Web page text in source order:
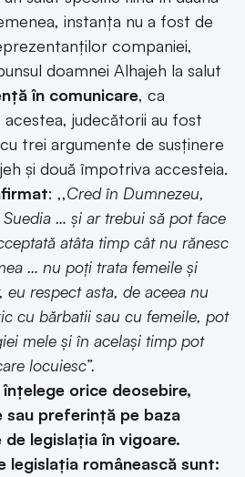
instanța nu a fost de
companiei,
doamnei Alhajeh la salut
în comunicare, ca
judecătorii au fost
trei argumente de susținere
și două împotriva accesteia.
: ,,Cred în Dumnezeu,
… și ar trebui să pot face
atâta timp cât nu rănesc
… nu poți trata femeile și
respect asta, de aceea nu
cu bărbatii sau cu femeile, pot
mele și în același timp pot
locuiesc”.
orice deosebire,
preferință pe baza
legislația în vigoare.
legislația românească sunt: